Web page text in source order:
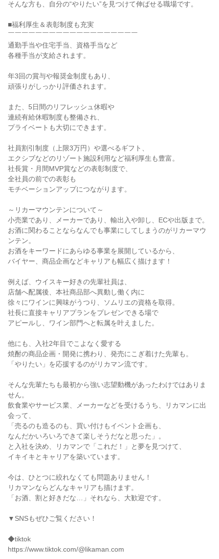
そんな方も、自分の“やりたい”を見つけて伸ばせる職場です。
■福利厚生＆表彰制度も充実
￣￣￣￣￣￣￣￣￣￣￣￣￣￣￣￣￣￣￣
通勤手当や住宅手当、資格手当など
各種手当が支給されます。
年3回の賞与や報奨金制度もあり、
頑張りがしっかり評価されます。
また、5日間のリフレッシュ休暇や
連続有給休暇制度も整備され、
プライベートも大切にできます。
社員割引制度（上限3万円）や選べるギフト、
エクシブなどのリゾート施設利用など福利厚生も豊富。
社長賞・月間MVP賞などの表彰制度で、
全社員の前での表彰も
モチベーションアップにつながります。
～リカーマウンテンについて～
小売業であり、メーカーであり、輸出入や卸し、ECや出版まで。
お酒に関わることならなんでも事業にしてしまうのがリカーマウ
ンテン。
お酒をキーワードにあらゆる事業を展開しているから、
バイヤー、商品企画などキャリアも幅広く描けます！
例えば、ウイスキー好きの先輩社員は、
店舗へ配属後、本社商品部へ異動し働く内に
徐々にワインに興味がうつり、ソムリエの資格を取得。
社長に直接キャリアプランをプレゼンできる場で
アピールし、ワイン部門へと転属を叶えました。
他にも、入社2年目でこよなく愛する
焼酎の商品企画・開発に携わり、発売にこぎ着けた先輩も。
「やりたい」を応援するのがリカマン流です。
そんな先輩たちも最初から強い志望動機があったわけではありま
せん。
飲食業やサービス業、メーカーなどを受けるうち、リカマンに出
会って、
「売るのも造るのも、買い付けもイベント企画も、
なんだかいろいろできて楽しそうだなと思った」。
と入社を決め、リカマンで「これだ！」と夢を見つけて、
イキイキとキャリアを築いています。
今は、ひとつに絞れなくても問題ありません！
リカマンならどんなキャリアも描けます。
「お酒、割と好きだな…」それなら、大歓迎です。
▼SNSもぜひご覧ください！
◆tiktok
https://www.tiktok.com/@likaman.com